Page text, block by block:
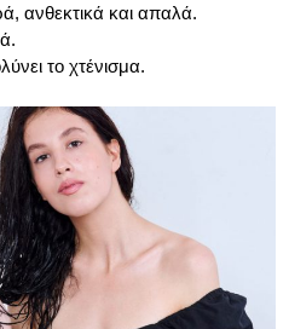
ανθεκτικά και απαλά.
το χτένισμα.